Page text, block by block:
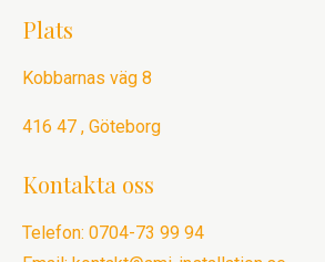
Plats
Kobbarnas väg 8
416 47 , Göteborg
Kontakta oss
Telefon: 0704-73 99 94